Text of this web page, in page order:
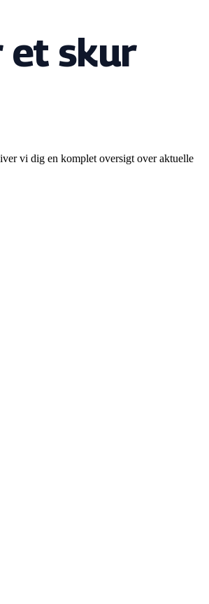
et skur
vi dig en komplet oversigt over aktuelle